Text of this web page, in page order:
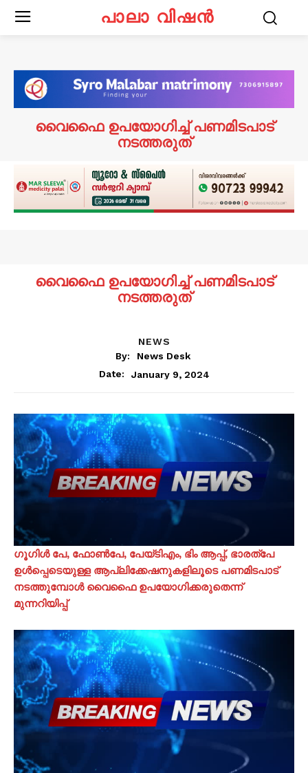
പാലാ വിഷൻ
വൈഫൈ ഉപയോഗിച്ച് പണമിടപാട്
നടത്തരുത്
വൈഫൈ ഉപയോഗിച്ച് പണമിടപാട്
നടത്തരുത്
NEWS
By:
News Desk
Date:
January 9, 2024
ഗൂഗിൾ പേ, ഫോൺപേ, പേയ്‌ടിഎം, ഭിം ആപ്പ്, ഭാരത്പേ
ഉൾപ്പെടെയുള്ള ആപ്ലിക്കേഷനുകളിലൂടെ പണമിടപാട്
നടത്തുമ്പോൾ വൈഫൈ ഉപയോഗിക്കരുതെന്ന്
മുന്നറിയിപ്പ്